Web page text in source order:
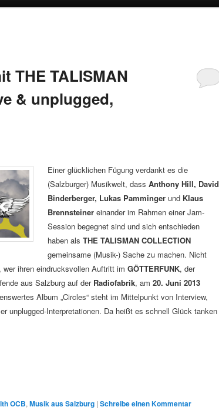
THE TALISMAN
& unplugged,
Einer glücklichen Fügung verdankt es die
(Salzburger) Musikwelt, dassAnthony Hill, David
Binderberger, Lukas Pammingerund Klaus
Brennsteiner einander im Rahmen einer Jam-
Session begegnet sind und sich entschieden
haben alsTHE TALISMAN COLLECTION
gemeinsame (Musik-) Sache zu machen. Nicht
ihren eindrucksvollen Auftritt im GÖTTERFUNK, der
aus Salzburg auf der Radiofabrik, am 20. Juni 2013
Album „Circles“ steht im Mittelpunkt von Interview,
unplugged-Interpretationen. Da heißt es schnell Glück tanken
OCB, Musik aus Salzburg | Schreibe einen Kommentar